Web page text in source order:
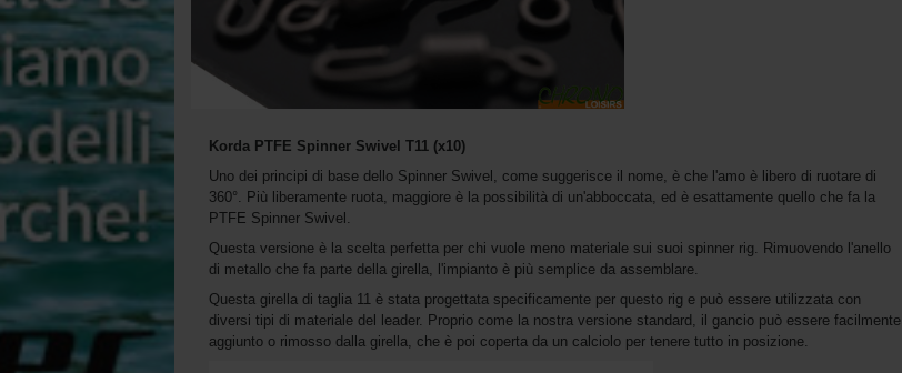
Korda PTFE Spinner Swivel T11 (x10)
Uno dei principi di base dello Spinner Swivel, come suggerisce il nome, è che l'amo è libero di ruotare di
360°. Più liberamente ruota, maggiore è la possibilità di un'abboccata, ed è esattamente quello che fa la
PTFE Spinner Swivel.
Questa versione è la scelta perfetta per chi vuole meno materiale sui suoi spinner rig. Rimuovendo l'anello
di metallo che fa parte della girella, l'impianto è più semplice da assemblare.
Questa girella di taglia 11 è stata progettata specificamente per questo rig e può essere utilizzata con
diversi tipi di materiale del leader. Proprio come la nostra versione standard, il gancio può essere facilmente
aggiunto o rimosso dalla girella, che è poi coperta da un calciolo per tenere tutto in posizione.